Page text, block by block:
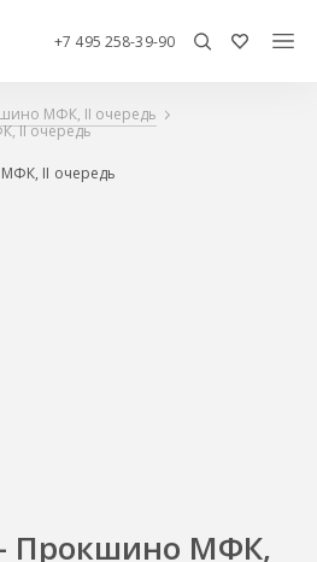
+7 495 258-39-90
МФК, II очередь
II очередь
Прокшино МФК,